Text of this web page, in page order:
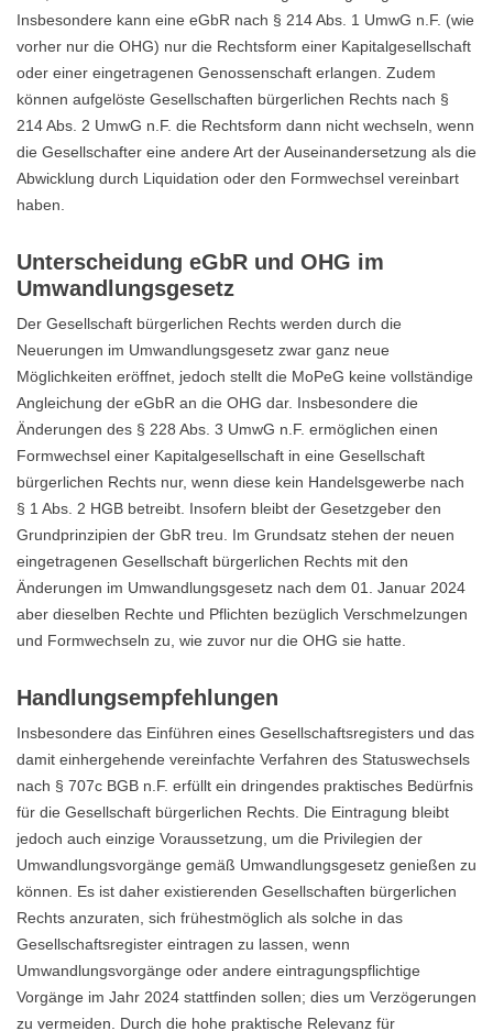
Insbesondere kann eine eGbR nach § 214 Abs. 1 UmwG n.F. (wie
vorher nur die OHG) nur die Rechtsform einer Kapitalgesellschaft
oder einer eingetragenen Genossenschaft erlangen. Zudem
können aufgelöste Gesellschaften bürgerlichen Rechts nach §
214 Abs. 2 UmwG n.F. die Rechtsform dann nicht wechseln, wenn
die Gesellschafter eine andere Art der Auseinandersetzung als die
Abwicklung durch Liquidation oder den Formwechsel vereinbart
haben.
Unterscheidung eGbR und OHG im
Umwandlungsgesetz
Der Gesellschaft bürgerlichen Rechts werden durch die
Neuerungen im Umwandlungsgesetz zwar ganz neue
Möglichkeiten eröffnet, jedoch stellt die MoPeG keine vollständige
Angleichung der eGbR an die OHG dar. Insbesondere die
Änderungen des § 228 Abs. 3 UmwG n.F. ermöglichen einen
Formwechsel einer Kapitalgesellschaft in eine Gesellschaft
bürgerlichen Rechts nur, wenn diese kein Handelsgewerbe nach
§ 1 Abs. 2 HGB betreibt. Insofern bleibt der Gesetzgeber den
Grundprinzipien der GbR treu. Im Grundsatz stehen der neuen
eingetragenen Gesellschaft bürgerlichen Rechts mit den
Änderungen im Umwandlungsgesetz nach dem 01. Januar 2024
aber dieselben Rechte und Pflichten bezüglich Verschmelzungen
und Formwechseln zu, wie zuvor nur die OHG sie hatte.
Handlungsempfehlungen
Insbesondere das Einführen eines Gesellschaftsregisters und das
damit einhergehende vereinfachte Verfahren des Statuswechsels
nach § 707c BGB n.F. erfüllt ein dringendes praktisches Bedürfnis
für die Gesellschaft bürgerlichen Rechts. Die Eintragung bleibt
jedoch auch einzige Voraussetzung, um die Privilegien der
Umwandlungsvorgänge gemäß Umwandlungsgesetz genießen zu
können. Es ist daher existierenden Gesellschaften bürgerlichen
Rechts anzuraten, sich frühestmöglich als solche in das
Gesellschaftsregister eintragen zu lassen, wenn
Umwandlungsvorgänge oder andere eintragungspflichtige
Vorgänge im Jahr 2024 stattfinden sollen; dies um Verzögerungen
zu vermeiden. Durch die hohe praktische Relevanz für